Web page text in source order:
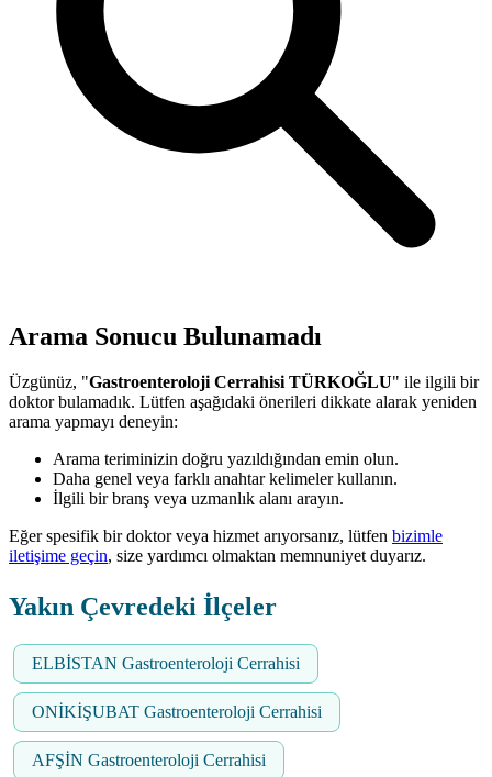
Arama Sonucu Bulunamadı
Üzgünüz, "Gastroenteroloji Cerrahisi TÜRKOĞLU" ile ilgili bir
doktor bulamadık. Lütfen aşağıdaki önerileri dikkate alarak yeniden
arama yapmayı deneyin:
Arama teriminizin doğru yazıldığından emin olun.
Daha genel veya farklı anahtar kelimeler kullanın.
İlgili bir branş veya uzmanlık alanı arayın.
Eğer spesifik bir doktor veya hizmet arıyorsanız, lütfen bizimle
iletişime geçin, size yardımcı olmaktan memnuniyet duyarız.
Yakın Çevredeki İlçeler
ELBİSTAN Gastroenteroloji Cerrahisi
ONİKİŞUBAT Gastroenteroloji Cerrahisi
AFŞİN Gastroenteroloji Cerrahisi